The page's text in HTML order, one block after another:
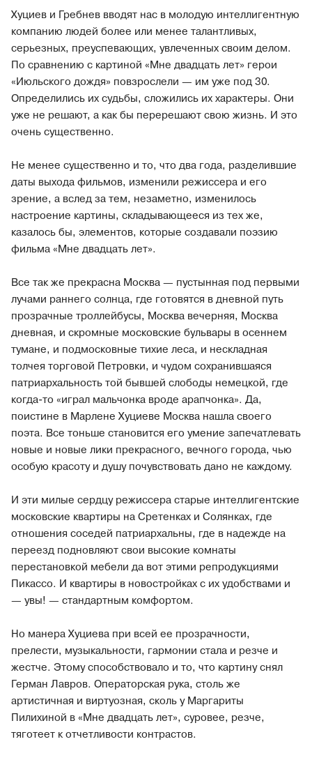
Хуциев и Гребнев вводят нас в молодую интеллигентную
компанию людей более или менее талантливых,
серьезных, преуспевающих, увлеченных своим делом.
По сравнению с картиной «Мне двадцать лет» герои
«Июльского дождя» повзрослели — им уже под 30.
Определились их судьбы, сложились их характеры. Они
уже не решают, а как бы перерешают свою жизнь. И это
очень существенно.
Не менее существенно и то, что два года, разделившие
даты выхода фильмов, изменили режиссера и его
зрение, а вслед за тем, незаметно, изменилось
настроение картины, складывающееся из тех же,
казалось бы, элементов, которые создавали поэзию
фильма «Мне двадцать лет».
Все так же прекрасна Москва — пустынная под первыми
лучами раннего солнца, где готовятся в дневной путь
прозрачные троллейбусы, Москва вечерняя, Москва
дневная, и скромные московские бульвары в осеннем
тумане, и подмосковные тихие леса, и нескладная
толчея торговой Петровки, и чудом сохранившаяся
патриархальность той бывшей слободы немецкой, где
когда-то «играл мальчонка вроде арапчонка». Да,
поистине в Марлене Хуциеве Москва нашла своего
поэта. Все тоньше становится его умение запечатлевать
новые и новые лики прекрасного, вечного города, чью
особую красоту и душу почувствовать дано не каждому.
И эти милые сердцу режиссера старые интеллигентские
московские квартиры на Сретенках и Солянках, где
отношения соседей патриархальны, где в надежде на
переезд подновляют свои высокие комнаты
перестановкой мебели да вот этими репродукциями
Пикассо. И квартиры в новостройках с их удобствами и
— увы! — стандартным комфортом.
Но манера Хуциева при всей ее прозрачности,
прелести, музыкальности, гармонии стала и резче и
жестче. Этому способствовало и то, что картину снял
Герман Лавров. Операторская рука, столь же
артистичная и виртуозная, сколь у Маргариты
Пилихиной в «Мне двадцать лет», суровее, резче,
тяготеет к отчетливости контрастов.